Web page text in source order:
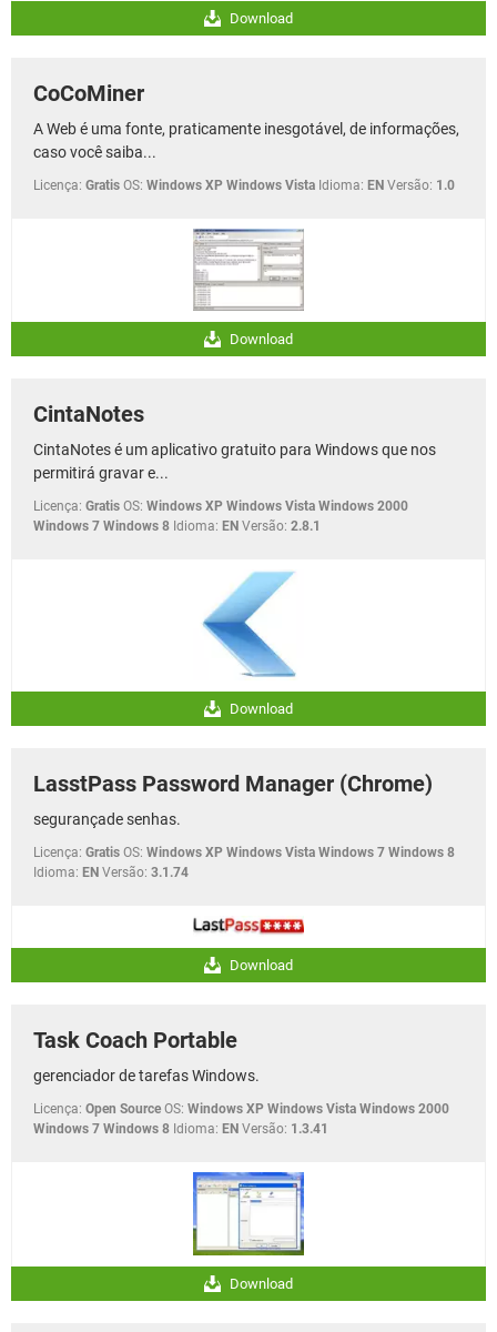
Download
CoCoMiner
A Web é uma fonte, praticamente inesgotável, de informações,
caso você saiba...
Licença: Gratis OS: Windows XP Windows Vista Idioma: EN Versão: 1.0
Download
CintaNotes
CintaNotes é um aplicativo gratuito para Windows que nos
permitirá gravar e...
Licença: Gratis OS: Windows XP Windows Vista Windows 2000
Windows 7 Windows 8 Idioma: EN Versão: 2.8.1
Download
LasstPass Password Manager (Chrome)
segurançade senhas.
Licença: Gratis OS: Windows XP Windows Vista Windows 7 Windows 8
Idioma: EN Versão: 3.1.74
Download
Task Coach Portable
gerenciador de tarefas Windows.
Licença: Open Source OS: Windows XP Windows Vista Windows 2000
Windows 7 Windows 8 Idioma: EN Versão: 1.3.41
Download